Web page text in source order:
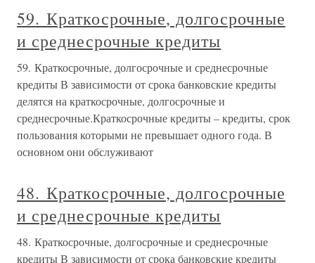
59. Краткосрочные, долгосрочные
и среднесрочные кредиты
59. Краткосрочные, долгосрочные и среднесрочные
кредиты В зависимости от срока банковские кредиты
делятся на краткосрочные, долгосрочные и
среднесрочные.Краткосрочные кредиты – кредиты, срок
пользования которыми не превышает одного года. В
основном они обслуживают
48. Краткосрочные, долгосрочные
и среднесрочные кредиты
48. Краткосрочные, долгосрочные и среднесрочные
кредиты В зависимости от срока банковские кредиты